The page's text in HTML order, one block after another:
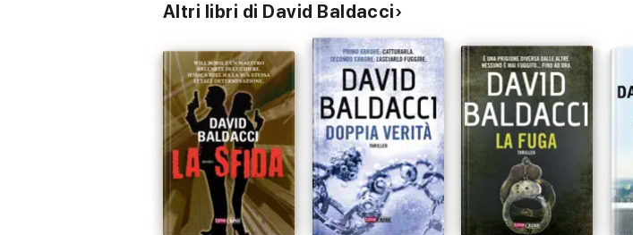
Altri libri di David Baldacci